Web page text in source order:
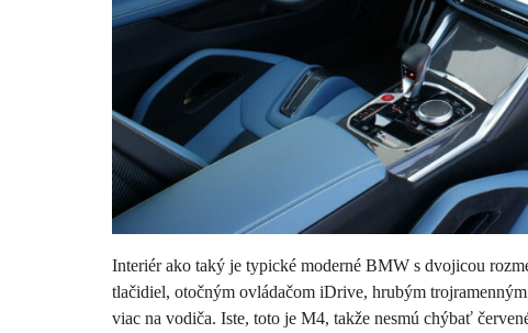
Interiér ako taký je typické moderné BMW s dvojicou
tlačidiel, otočným ovládačom iDrive, hrubým
viac na vodiča. Iste, toto je M4, takže nesmú chýbať